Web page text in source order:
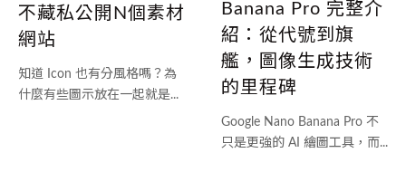
不藏私公開N個素材
網站
知道 Icon 也有分風格嗎？為
什麼有些圖示放在一起就是...
Banana Pro 完整介
紹：從代號到旗
艦，圖像生成技術
的里程碑
Google Nano Banana Pro 不
只是更強的 AI 繪圖工具，而...